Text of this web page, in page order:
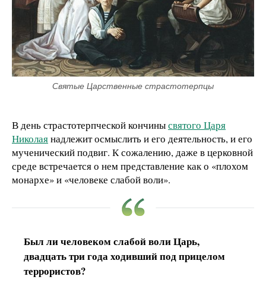
Святые Царственные страстотерпцы
В день страстотерпческой кончинысвятого Царя
Николаянадлежит осмыслить и его деятельность, и его
мученический подвиг. К сожалению, даже в церковной
среде встречается о нем представление как о «плохом
монархе» и «человеке слабой воли».
Был ли человеком слабой воли Царь,
двадцать три года ходивший под прицелом
террористов?